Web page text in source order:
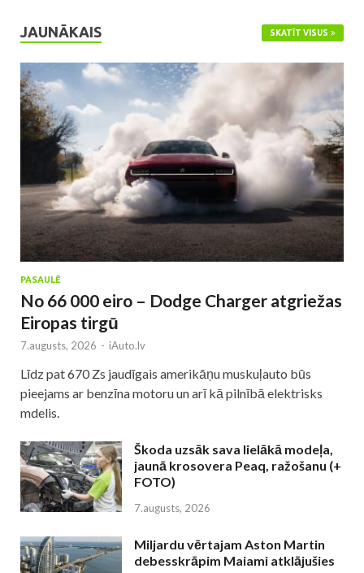
JAUNĀKAIS SKATĪT VISUS
PASAULĒ
No 66 000 eiro – Dodge Charger atgriežas
Eiropas tirgū
7.augusts, 2026 - iAuto.lv
Līdz pat 670 Zs jaudīgais amerikāņu muskuļauto būs
pieejams ar benzīna motoru un arī kā pilnībā elektrisks
mdelis.
Škoda uzsāk sava lielākā modeļa,
jaunā krosovera Peaq, ražošanu (+
FOTO)
7.augusts, 2026
Miljardu vērtajam Aston Martin
debesskrāpim Maiami atklājušies